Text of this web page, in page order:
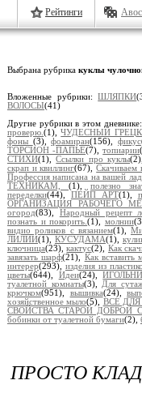
Рейтинги
Выбрана рубрика куклы
Вложенные рубрики:ШЛЯПКИ
ВОЛОСЫ(41)
Другие рубрики в этом
проверю. (1),ЧУДЕСНЫЙ
фоны (3),фоамиран(156),фикус
ТОРСИОН -ПАПЬЕ(7),топиарии
СТИХИ(1),Ссылки про куклы
скрап и квиллинг(67),Скачиваем
Профессия написана на вашей
ТЕХНИКАМ, (1), полезно
переделки(44), ПЕЙП АРТ(1),
ОРГАНИЗАЦИЯ РАБОЧЕГО
огород(83), Народный рецепт
познать и покорить.(1), молнии
видио роликов с вязанием(1),
ЛИЛИИ(1), КУСУДАМА(1),
ключница(23),кактус(2), Как
завязать шарф(21), Как вставить
интерер(293), изделия из
цветы(644), Идеи(24),
туалетной комнаты(3), Для
крючком(951), вышивка(24),
хозяйственное мыло(5), ВСЕ
СВОЙСТВА СТАРОЙ ДОБРОЙ
бобинки от туалетной бумаги(2),
ПРОСТО